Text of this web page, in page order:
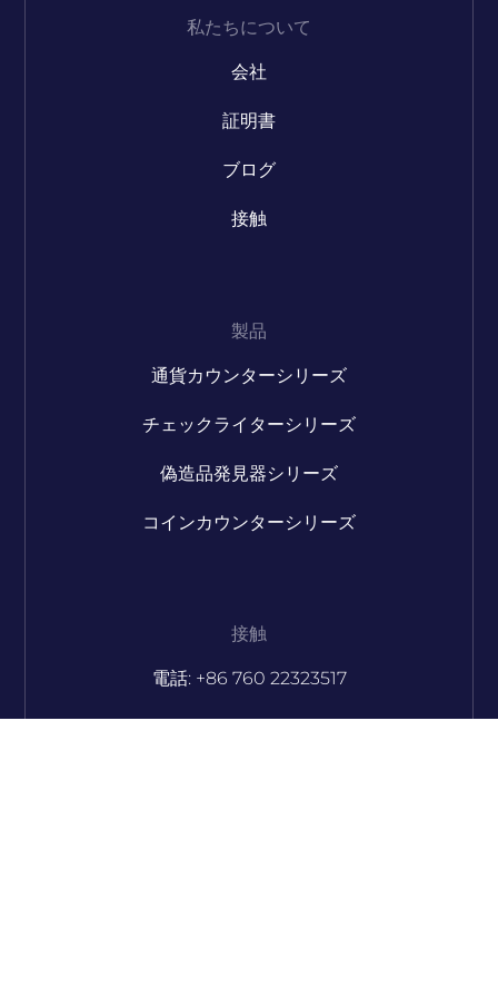
私たちについて
会社
証明書
ブログ
接触
製品
通貨カウンターシリーズ
チェックライターシリーズ
偽造品発見器シリーズ
コインカウンターシリーズ
接触
電話: +86 760 22323517